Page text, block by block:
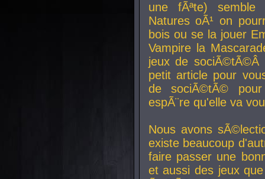
une fÃªte) semble
Natures oÃ¹ on
bois ou se la jouer
Vampire la
jeux de
petit article pour
de sociÃ©tÃ©
espÃ¨re qu'elle va
Nous avons
existe beaucoup
faire passer une
et aussi des jeux